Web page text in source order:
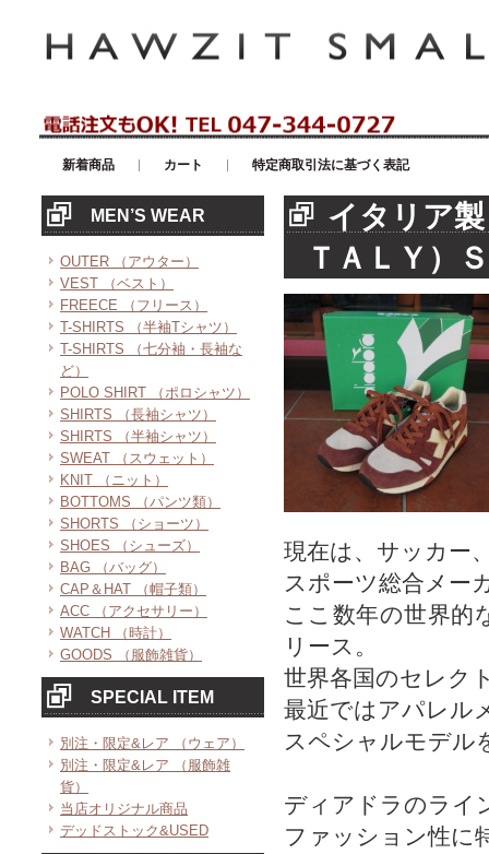
新着商品 カート 特定商取引法に基づく表記
MEN’S WEAR
OUTER （アウター）
VEST （ベスト）
FREECE （フリース）
T-SHIRTS （半袖Tシャツ）
T-SHIRTS （七分袖・長袖な
ど）
POLO SHIRT （ポロシャツ）
SHIRTS （長袖シャツ）
SHIRTS （半袖シャツ）
SWEAT （スウェット）
KNIT （ニット）
BOTTOMS （パンツ類）
SHORTS （ショーツ）
SHOES （シューズ）
BAG （バッグ）
CAP＆HAT （帽子類）
ACC （アクセサリー）
WATCH （時計）
GOODS （服飾雑貨）
SPECIAL ITEM
別注・限定&レア （ウェア）
別注・限定&レア （服飾雑
貨）
当店オリジナル商品
デッドストック&USED
イタリア
ＴＡＬＹ）
現在は、サッカー
スポーツ総合メー
ここ数年の世界的
リース。
世界各国のセレク
最近ではアパレル
スペシャルモデル
ディアドラのライ
ファッション性に